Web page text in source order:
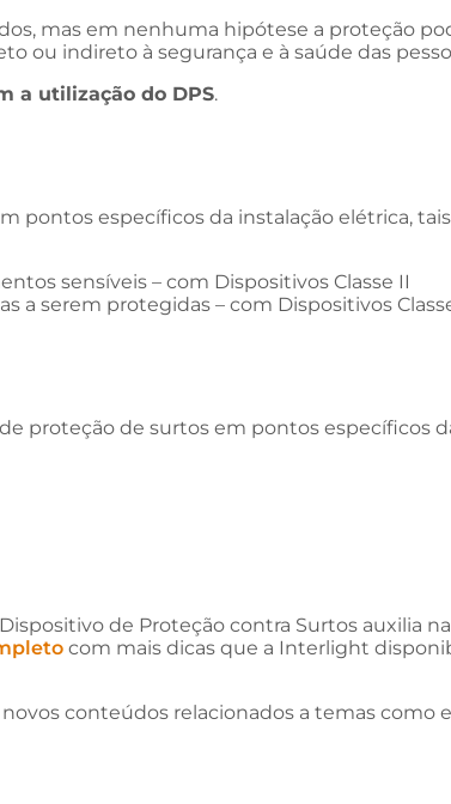
mas em nenhuma hipótese a proteção
ou indireto à segurança e à saúde das
a utilização do DPS.
pontos específicos da instalação elétrica,
sensíveis – com Dispositivos Classe II
serem protegidas – com Dispositivos
proteção de surtos em pontos específicos
de Proteção contra Surtos auxilia
com mais dicas que a Interlight
conteúdos relacionados a temas como